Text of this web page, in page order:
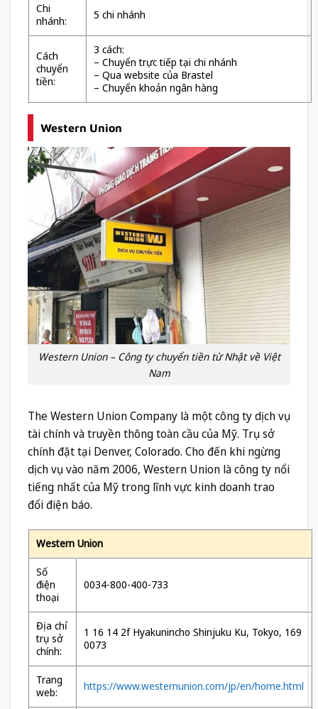
Chi
nhánh:
5 chi nhánh
Cách
chuyển
tiền:
3 cách:
– Chuyển trực tiếp tại chi nhánh
– Qua website của Brastel
– Chuyển khoản ngân hàng
Western Union
Western Union – Công ty chuyển tiền từ Nhật về Việt
Nam
The Western Union Company là một công ty dịch vụ
tài chính và truyền thông toàn cầu của Mỹ. Trụ sở
chính đặt tại Denver, Colorado. Cho đến khi ngừng
dịch vụ vào năm 2006, Western Union là công ty nổi
tiếng nhất của Mỹ trong lĩnh vực kinh doanh trao
đổi điện báo.
Western Union
Số
điện
thoại
0034-800-400-733
Địa chỉ
trụ sở
chính:
1 16 14 2f Hyakunincho Shinjuku Ku, Tokyo, 169
0073
Trang
web:
https://www.westernunion.com/jp/en/home.html